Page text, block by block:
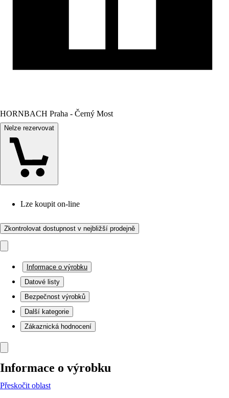
HORNBACH Praha - Černý Most
Nelze rezervovat
Lze koupit on-line
Zkontrolovat dostupnost v nejbližší prodejně
Informace o výrobku
Datové listy
Bezpečnost výrobků
Další kategorie
Zákaznická hodnocení
Informace o výrobku
Přeskočit oblast